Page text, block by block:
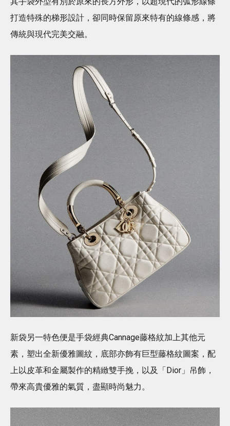
打造特殊的梯形設計，卻同時保留原來特有的線條感，將
傳統與現代完美交融。
新袋另一特色便是手袋經典Cannage藤格紋加上其他元
素，塑出全新優雅圖紋，底部亦飾有巨型藤格紋圖案，配
上以皮革和金屬製作的精緻雙手挽，以及「Dior」吊飾，
帶來高貴優雅的氣質，盡顯時尚魅力。